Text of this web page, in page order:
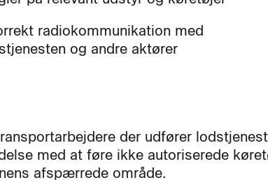
radiokommunikation med
og andre aktører
der udfører
med at føre ikke autoriserede
afspærrede område.